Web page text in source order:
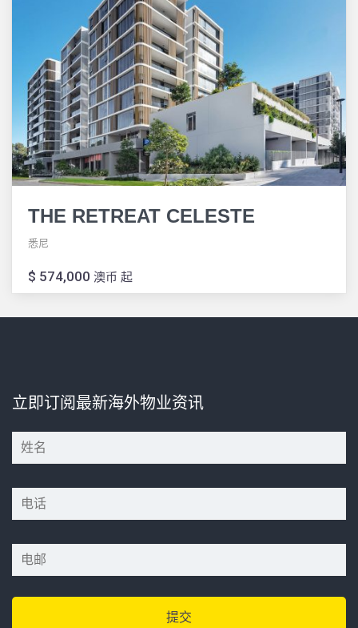
THE RETREAT CELESTE
悉尼
$ 574,000 澳币 起
立即订阅最新海外物业资讯